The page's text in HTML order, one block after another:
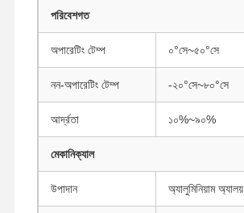
ফায়ারওয়াল মাদারবোর্ড
পরিবেশগত
অপারেটিং টেম্প ০°সে~৫০°সে
নন-অপারেটিং টেম্প -২০°সে~৮০°সে
আর্দ্রতা ১০%~৯০%
মেকানিক্যাল
উপাদান অ্যালুমিনিয়াম অ্যালয়